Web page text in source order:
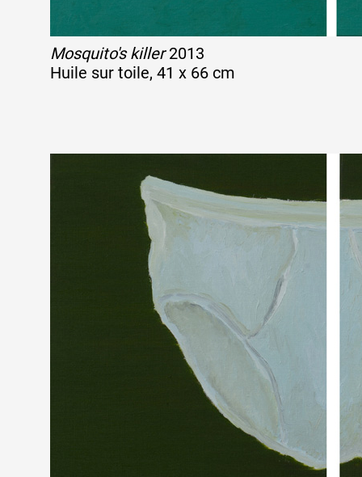
Mosquito's killer2013
Huile sur toile, 41 x 66 cm